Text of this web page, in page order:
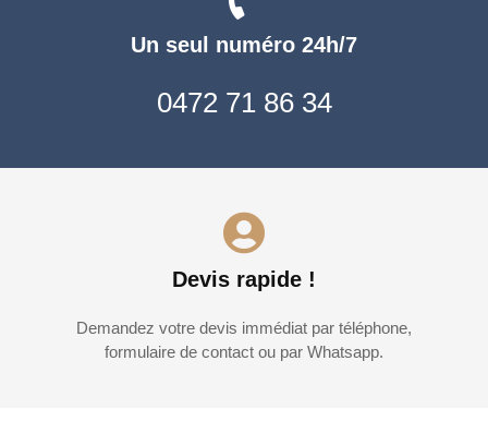
Un seul numéro 24h/7
0472 71 86 34
Devis rapide !
Demandez votre devis immédiat par téléphone,
formulaire de contact ou par Whatsapp.